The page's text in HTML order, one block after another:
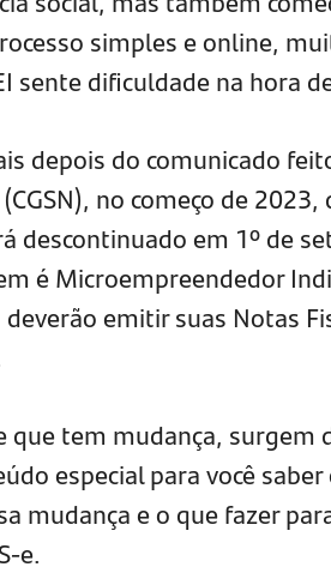
simples e online,
sente dificuldade na hora
depois do comunicado
no começo de
descontinuado em 1º de
é Microempreendedor
emitir suas Notas
que tem mudança, surgem
especial para você
mudança e o que fazer
e.